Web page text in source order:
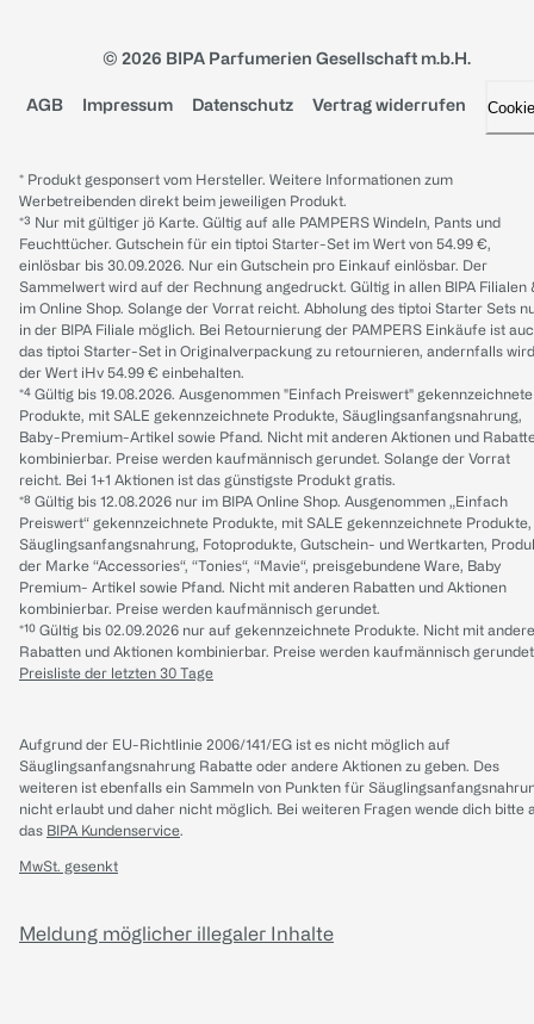
© 2026 BIPA Parfumerien Gesellschaft m.b.H.
AGB Impressum Datenschutz Vertrag widerrufen
* Produkt gesponsert vom Hersteller. Weitere Informationen zum
Werbetreibenden direkt beim jeweiligen Produkt.
*³ Nur mit gültiger jö Karte. Gültig auf alle PAMPERS Windeln, Pants und
Feuchttücher. Gutschein für ein tiptoi Starter-Set im Wert von 54.99 €,
einlösbar bis 30.09.2026. Nur ein Gutschein pro Einkauf einlösbar. Der
Sammelwert wird auf der Rechnung angedruckt. Gültig in allen BIPA Filialen
im Online Shop. Solange der Vorrat reicht. Abholung des tiptoi Starter Sets
in der BIPA Filiale möglich. Bei Retournierung der PAMPERS Einkäufe ist
das tiptoi Starter-Set in Originalverpackung zu retournieren, andernfalls wird
der Wert iHv 54.99 € einbehalten.
*⁴ Gültig bis 19.08.2026. Ausgenommen "Einfach Preiswert" gekennzeichnete
Produkte, mit SALE gekennzeichnete Produkte, Säuglingsanfangsnahrung,
Baby-Premium-Artikel sowie Pfand. Nicht mit anderen Aktionen und
kombinierbar. Preise werden kaufmännisch gerundet. Solange der Vorrat
reicht. Bei 1+1 Aktionen ist das günstigste Produkt gratis.
*⁸ Gültig bis 12.08.2026 nur im BIPA Online Shop. Ausgenommen „Einfach
Preiswert“ gekennzeichnete Produkte, mit SALE gekennzeichnete Produkte,
Säuglingsanfangsnahrung, Fotoprodukte, Gutschein- und Wertkarten,
der Marke “Accessories“, “Tonies“, “Mavie“, preisgebundene Ware, Baby
Premium- Artikel sowie Pfand. Nicht mit anderen Rabatten und Aktionen
kombinierbar. Preise werden kaufmännisch gerundet.
*¹⁰ Gültig bis 02.09.2026 nur auf gekennzeichnete Produkte. Nicht mit
Rabatten und Aktionen kombinierbar. Preise werden kaufmännisch
Preisliste der letzten 30 Tage
Aufgrund der EU-Richtlinie 2006/141/EG ist es nicht möglich auf
Säuglingsanfangsnahrung Rabatte oder andere Aktionen zu geben. Des
weiteren ist ebenfalls ein Sammeln von Punkten für
nicht erlaubt und daher nicht möglich. Bei weiteren Fragen wende dich bitte
das BIPA Kundenservice.
MwSt. gesenkt
Meldung möglicher illegaler Inhalte